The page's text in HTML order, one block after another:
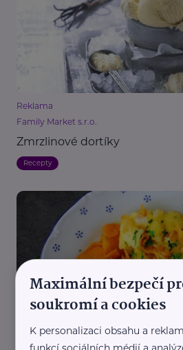
Reklama
Family Market s.r.o.
Zmrzlinové dortíky
Recepty
Pepa Nemrava
Maximální bezpečí
soukromí a cookies
K personalizaci obsahu a